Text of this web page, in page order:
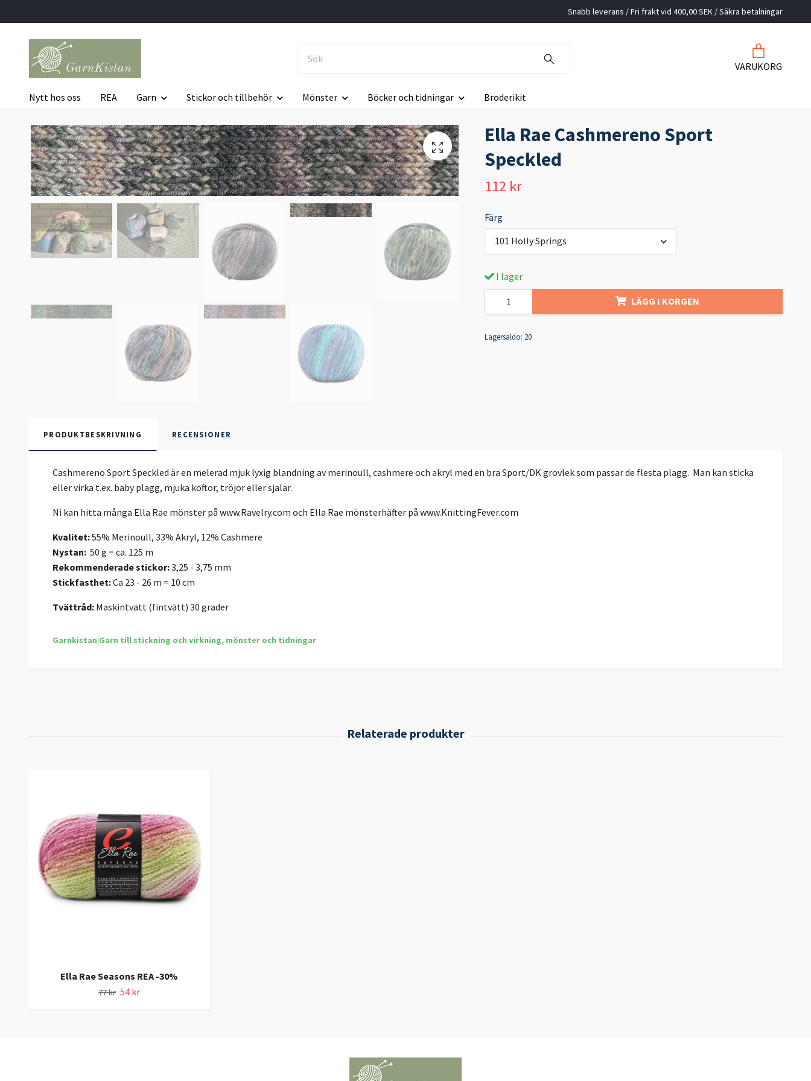
Snabb leverans / Fri frakt vid 400,00 SEK / Säkra betalningar
VARUKORG
Nytt hos oss REA Garn Stickor och tillbehör Mönster Böcker och tidningar Broderikit
Ella Rae Cashmereno Sport
Speckled
112 kr
Färg
101 Holly Springs
I lager
LÄGG I KORGEN
Lagersaldo: 20
PRODUKTBESKRIVNING RECENSIONER
Cashmereno Sport Speckled är en melerad mjuk lyxig blandning av merinoull, cashmere och akryl med en bra Sport/DK grovlek som passar de flesta plagg. Man kan sticka
eller virka t.ex. baby plagg, mjuka koftor, tröjor eller sjalar.
Ni kan hitta många Ella Rae mönster på www.Ravelry.com och Ella Rae mönsterhäfter på www.KnittingFever.com
Kvalitet:55% Merinoull, 33% Akryl, 12% Cashmere
Nystan: 50 g = ca. 125 m
Rekommenderade stickor:3,25 - 3,75 mm
Stickfasthet:Ca 23 - 26 m = 10 cm
Tvättråd: Maskintvätt (fintvätt) 30 grader
Garnkistan|Garn till stickning och virkning, mönster och tidningar
Ella Rae Seasons REA -30%
77 kr 54 kr